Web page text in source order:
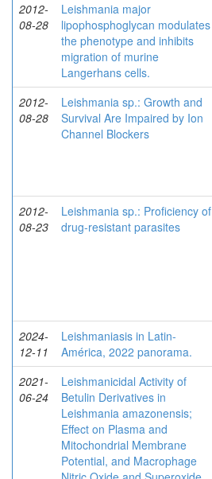
2012-
08-28
Leishmania major
lipophosphoglycan modulates
the phenotype and inhibits
migration of murine
Langerhans cells.
2012-
08-28
Leishmania sp.: Growth and
Survival Are Impaired by Ion
Channel Blockers
2012-
08-23
Leishmania sp.: Proficiency of
drug-resistant parasites
2024-
12-11
Leishmaniasis in Latin-
América, 2022 panorama.
2021-
06-24
Leishmanicidal Activity of
Betulin Derivatives in
Leishmania amazonensis;
Effect on Plasma and
Mitochondrial Membrane
Potential, and Macrophage